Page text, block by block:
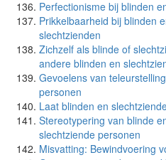
Perfectionisme bij blinden
Prikkelbaarheid bij blinden
slechtzienden
Zichzelf als blinde of
andere blinden en
Gevoelens van
personen
Laat blinden en
Stereotypering van blinde
slechtziende personen
Misvatting: Bewindvoering